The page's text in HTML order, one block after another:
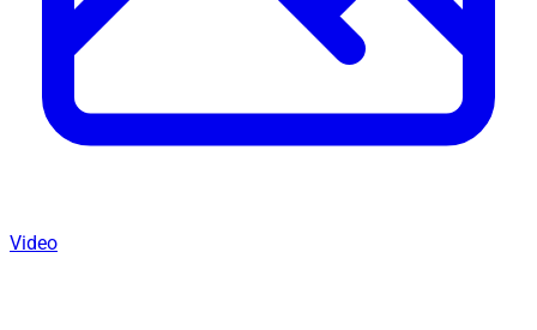
Video